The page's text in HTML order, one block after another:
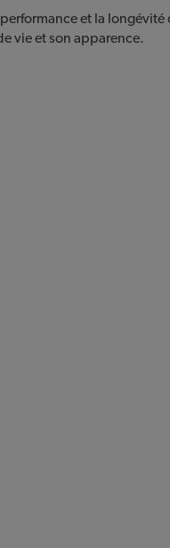
et la
vie et son apparence.